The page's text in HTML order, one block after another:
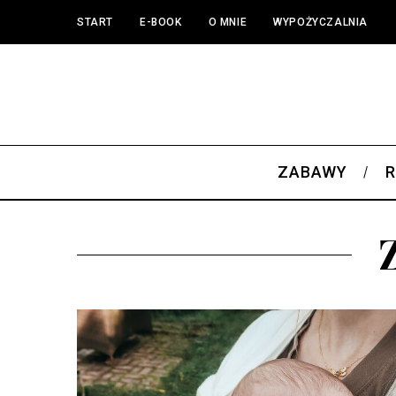
START E-BOOK O MNIE WYPOŻYCZALNIA
ZABAWY